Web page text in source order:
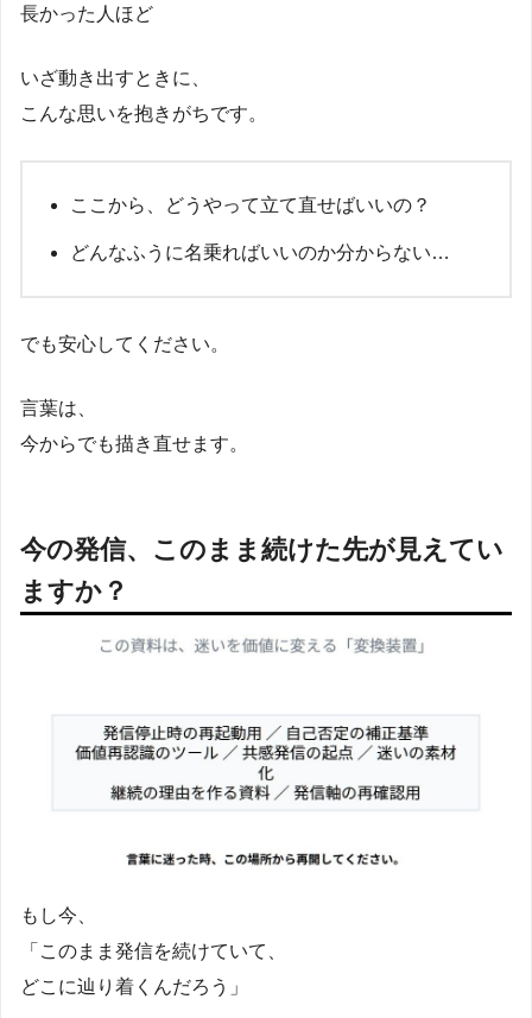
長かった人ほど
いざ動き出すときに、
こんな思いを抱きがちです。
ここから、どうやって立て直せばいいの？
どんなふうに名乗ればいいのか分からない…
でも安心してください。
言葉は、
今からでも描き直せます。
今の発信、このまま続けた先が見えてい
ますか？
もし今、
「このまま発信を続けていて、
どこに辿り着くんだろう」